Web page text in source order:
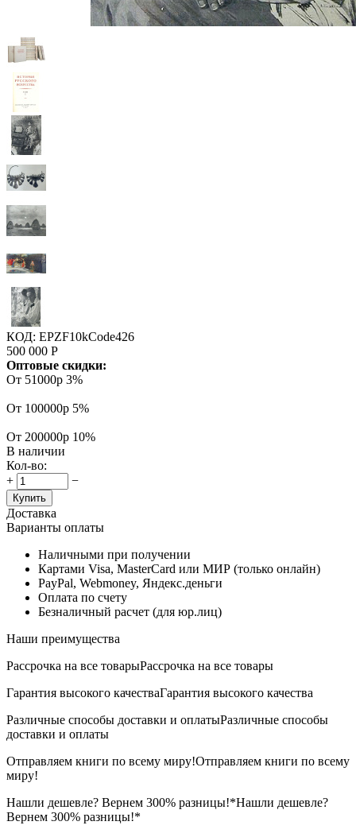
КОД: EPZF10kCode426
500 000 Р
Оптовые скидки:
От 51000р 3%
От 100000р 5%
От 200000р 10%
В наличии
Кол-во:
+
−
Купить
Доставка
Варианты оплаты
Наличными при получении
Картами Visa, MasterCard или МИР (только онлайн)
PayPal, Webmoney, Яндекс.деньги
Оплата по счету
Безналичный расчет (для юр.лиц)
Наши преимущества
Рассрочка на все товарыРассрочка на все товары
Гарантия высокого качестваГарантия высокого качества
Различные способы доставки и оплатыРазличные способы
доставки и оплаты
Отправляем книги по всему миру!Отправляем книги по всему
миру!
Нашли дешевле? Вернем 300% разницы!*Нашли дешевле?
Вернем 300% разницы!*